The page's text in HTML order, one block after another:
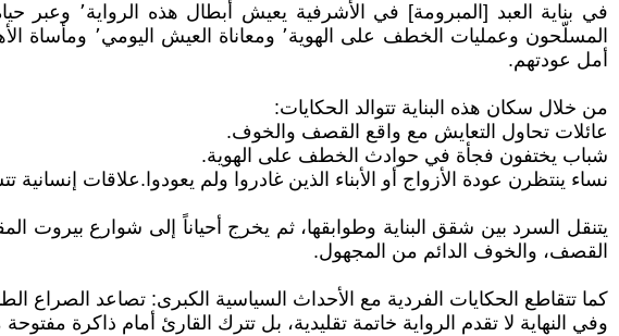
المسلّحون
أمل عودتهم.
من خلال سكان هذه البناية تتوالد الحكايات:
عائلات تحاول التعايش مع واقع القصف والخوف.
شباب يختفون فجأة في حوادث الخطف على الهوية.
نساء ينتظرن عودة الأزواج أو الأبناء الذين غادروا ولم يعودوا.علاقات
يتنقل السرد بين شقق البناية وطوابقها، ثم يخرج أحياناً إلى شوارع
القصف، والخوف الدائم من المجهول.
كما تتقاطع الحكايات الفردية مع الأحداث السياسية الكبرى: تصاعد الصراع
وفي النهاية لا تقدم الرواية خاتمة تقليدية، بل تترك القارئ أمام ذاكرة